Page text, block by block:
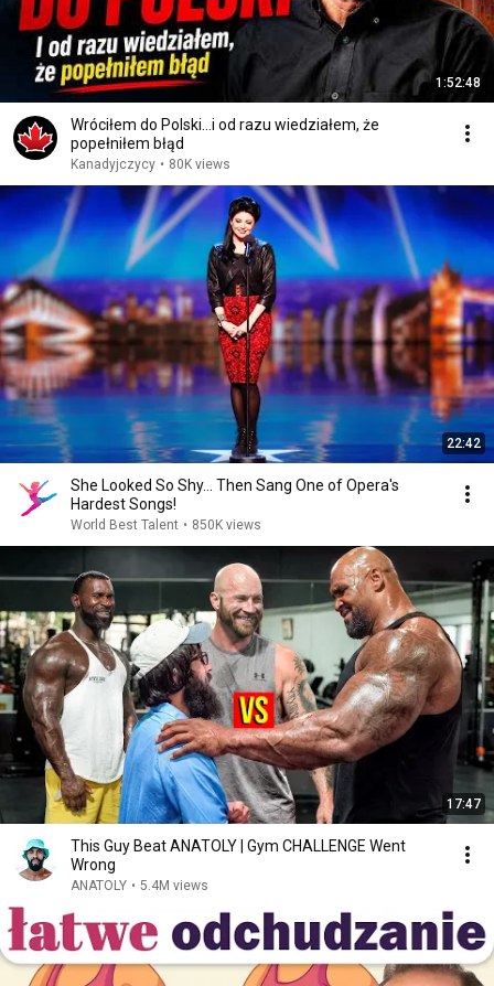
1:52:48
Wróciłem do Polski...i od razu wiedziałem, że
popełniłem błąd
Kanadyjczycy • 80K views
22:42
She Looked So Shy... Then Sang One of Opera's
Hardest Songs!
World Best Talent • 850K views
17:47
This Guy Beat ANATOLY | Gym CHALLENGE Went
Wrong
ANATOLY • 5.4M views